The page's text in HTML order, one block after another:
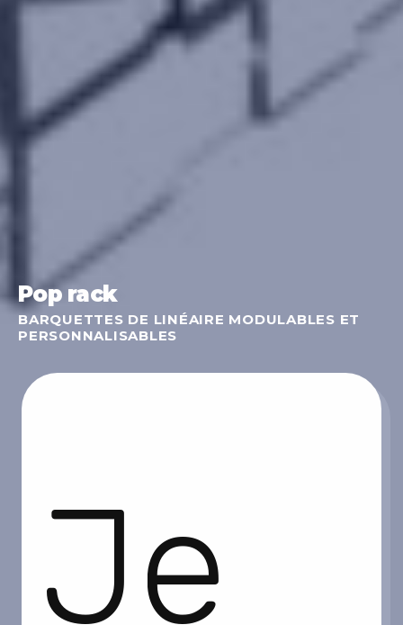
Je
Pop rack
BARQUETTES DE LINÉAIRE MODULABLES ET
PERSONNALISABLES